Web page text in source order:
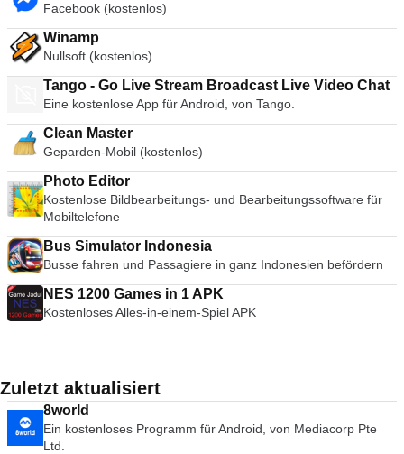
Facebook (kostenlos)
Winamp
Nullsoft (kostenlos)
Tango - Go Live Stream Broadcast Live Video Chat
Eine kostenlose App für Android, von Tango.
Clean Master
Geparden-Mobil (kostenlos)
Photo Editor
Kostenlose Bildbearbeitungs- und Bearbeitungssoftware für
Mobiltelefone
Bus Simulator Indonesia
Busse fahren und Passagiere in ganz Indonesien befördern
NES 1200 Games in 1 APK
Kostenloses Alles-in-einem-Spiel APK
Zuletzt aktualisiert
8world
Ein kostenloses Programm für Android, von Mediacorp Pte
Ltd.